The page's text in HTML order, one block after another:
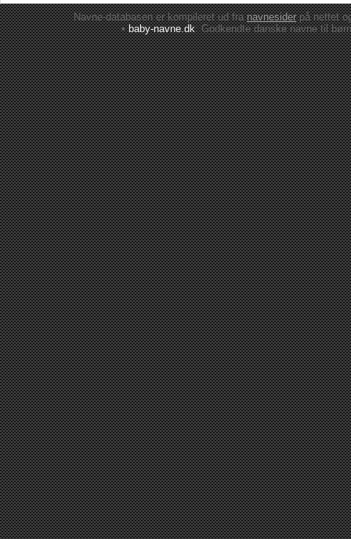
Navne-databasen er kompileret ud franavnesiderpå nettet
•baby-navne.dk: Godkendte danskenavne til børn